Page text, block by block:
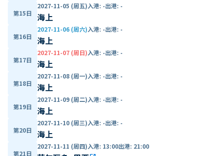
第15日
2027-11-05 (周五)入港: -出港: -
海上
第16日
2027-11-06 (周六)入港: -出港: -
海上
第17日
2027-11-07 (周日)入港: -出港: -
海上
第18日
2027-11-08 (周一)入港: -出港: -
海上
第19日
2027-11-09 (周二)入港: -出港: -
海上
第20日
2027-11-10 (周三)入港: -出港: -
海上
第21日
2027-11-11 (周四)入港: 13:00出港: 21:00